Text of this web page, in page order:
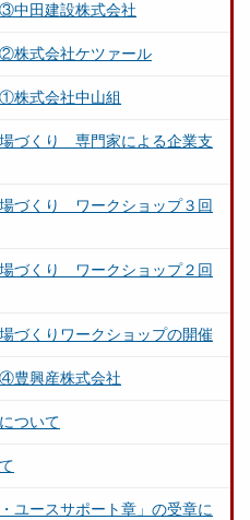
中田建設株式会社
株式会社ケツァール
株式会社中山組
づくり 専門家による企業支
づくり ワークショップ３回
づくり ワークショップ２回
づくりワークショップの開催
豊興産株式会社
ついて
ユースサポート章」の受章に